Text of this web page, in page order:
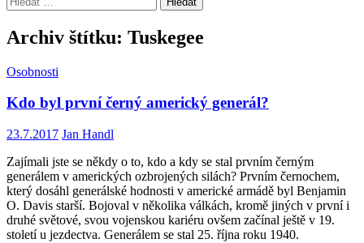
Archiv štítku: Tuskegee
Osobnosti
Kdo byl první černý americký generál?
23.7.2017 Jan Handl
Zajímali jste se někdy o to, kdo a kdy se stal prvním černým
generálem v amerických ozbrojených silách? Prvním černochem,
který dosáhl generálské hodnosti v americké armádě byl Benjamin
O. Davis starší. Bojoval v několika válkách, kromě jiných v první i
druhé světové, svou vojenskou kariéru ovšem začínal ještě v 19.
století u jezdectva. Generálem se stal 25. října roku 1940.